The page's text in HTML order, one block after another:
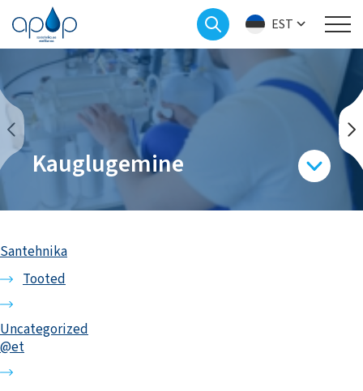
EST
Kauglugemine
Santehnika
Tooted
Uncategorized
@et